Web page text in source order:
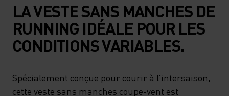
LA VESTE SANS MANCHES DE
RUNNING IDÉALE POUR LES
CONDITIONS VARIABLES.
Spécialement conçue pour courir à l’intersaison,
cette veste sans manches coupe-vent est